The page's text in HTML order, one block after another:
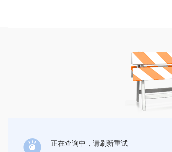
正在查询中，请刷新重试